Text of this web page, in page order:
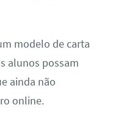
modelo de carta
alunos possam
ainda não
online.